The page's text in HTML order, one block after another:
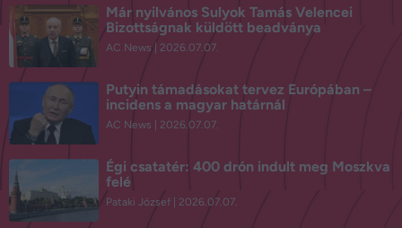
Már nyilvános Sulyok Tamás Velencei
Bizottságnak küldött beadványa
AC News 2026.07.07.
Putyin támadásokat tervez Európában –
incidens a magyar határnál
AC News 2026.07.07.
Égi csatatér: 400 drón indult meg Moszkva
felé
Pataki József 2026.07.07.